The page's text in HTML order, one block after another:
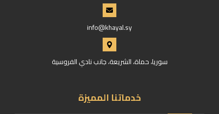
info@khayal.sy
سوريا، حماة، الشريعة، جانب نادي الفروسية
خدماتنا المميزة